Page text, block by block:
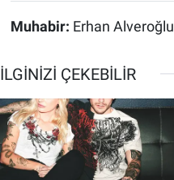
Muhabir: Erhan Alveroğlu